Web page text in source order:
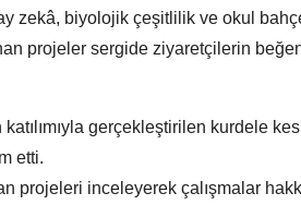
zekâ, biyolojik çeşitlilik ve okul
projeler sergide ziyaretçilerin
gerçekleştirilen kurdele
etti.
projeleri inceleyerek çalışmalar